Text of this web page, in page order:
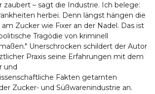
zaubert – sagt die Industrie. Ich belege:
herbei. Denn längst hängen die
Zucker wie Fixer an der Nadel. Das ist
Tragödie von kriminell
Unerschrocken schildert der Autor
Praxis seine Erfahrungen mit dem
und
Fakten getarnten
Zucker- und Süßwarenindustrie an.